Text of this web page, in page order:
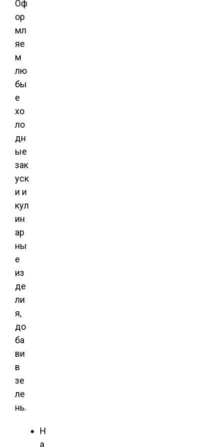
Оф
ор
мл
яе
м
лю
бы
е
хо
ло
дн
ые
зак
уск
и и
кул
ин
ар
ны
е
из
де
ли
я,
до
ба
ви
в
зе
ле
нь.
Н
а